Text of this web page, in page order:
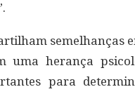
semelhanças
uma herança
para